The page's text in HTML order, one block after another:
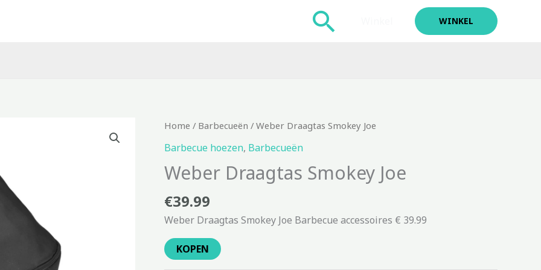
Zoeken WINKEL
Home / Barbecueën / Weber Draagtas Smokey Joe
Barbecue hoezen, Barbecueën
Weber Draagtas Smokey Joe
€39.99
Weber Draagtas Smokey Joe Barbecue accessoires € 39.99
KOPEN